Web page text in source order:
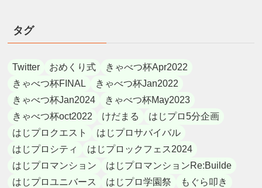
タグ
Twitter おめくり式
きゃべつ杯Apr2022
きゃべつ杯FINAL
きゃべつ杯Jan2022
きゃべつ杯Jan2024
きゃべつ杯May2023
きゃべつ杯oct2022
けだまる
はじプロ5分企画
はじプロクエスト
はじプロサバイバル
はじプロシティ
はじプロックフェス2024
はじプロマンション
はじプロマンションRe:Builde
はじプロユニバース
はじプロ学園祭
もぐら叩き